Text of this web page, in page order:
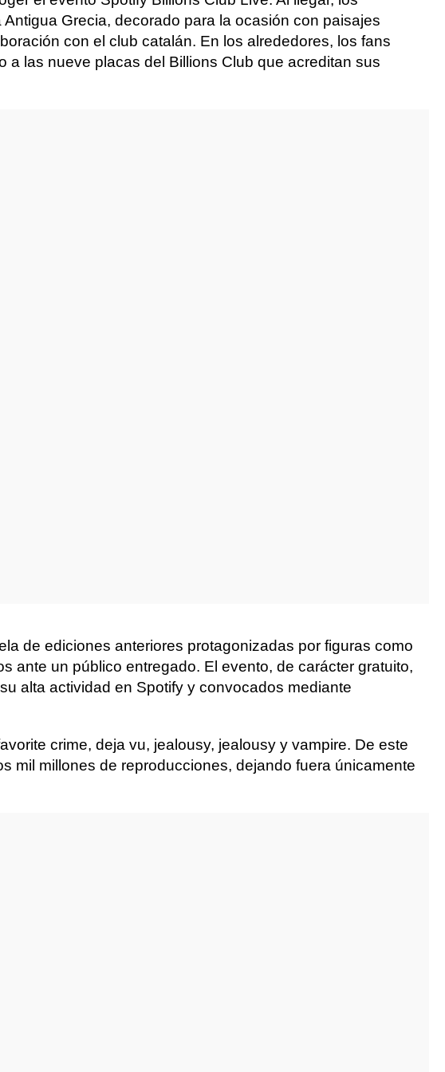
Grecia, decorado para la ocasión con paisajes
con el club catalán. En los alrededores, los fans
las nueve placas del Billions Club que acreditan sus
de ediciones anteriores protagonizadas por figuras como
ante un público entregado. El evento, de carácter gratuito,
alta actividad en Spotify y convocados mediante
crime, deja vu, jealousy, jealousy y vampire. De este
mil millones de reproducciones, dejando fuera únicamente